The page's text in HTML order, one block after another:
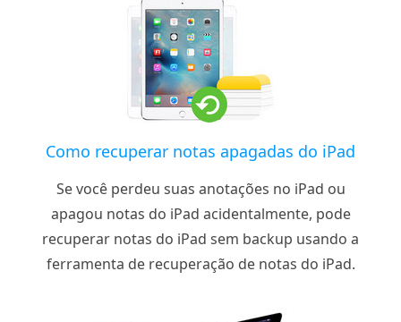
Como recuperar notas apagadas do iPad
Se você perdeu suas anotações no iPad ou
apagou notas do iPad acidentalmente, pode
recuperar notas do iPad sem backup usando a
ferramenta de recuperação de notas do iPad.